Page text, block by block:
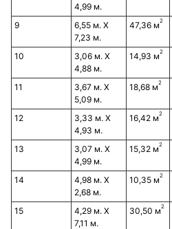
4,99 м.
9
6,55 м. Х
7,23 м.
47,36 м2
10
3,06 м. Х
4,88 м.
14,93 м2
11
3,67 м. Х
5,09 м.
18,68 м2
12
3,33 м. Х
4,93 м.
16,42 м2
13
3,07 м. Х
4,99 м.
15,32 м2
14
4,98 м. Х
2,68 м.
10,35 м2
15
4,29 м. Х
7,11 м.
30,50 м2